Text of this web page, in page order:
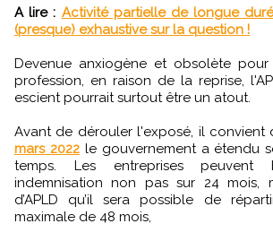
A lire : Activité partielle de longue
(presque) exhaustive sur la question !
Devenue anxiogène et obsolète
profession, en raison de la reprise,
escient pourrait surtout être un atout.
Avant de dérouler l'exposé, il convient
mars 2022le gouvernement a étendu
temps. Les entreprises peuvent
indemnisation non pas sur 24 mois,
d’APLD qu’il sera possible de
maximale de 48 mois,